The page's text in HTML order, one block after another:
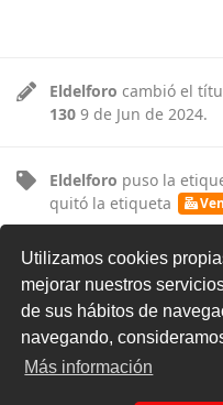
Utilizamos cookies
mejorar nuestros
de sus hábitos de
navegando,
Más información
Eldelforo cambió el
130 9 de Jun de 2024.
Eldelforo puso la
quitó la etiqueta
Escribe una